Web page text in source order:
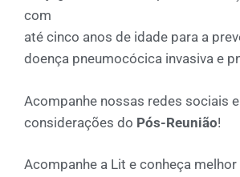
com
até cinco anos de idade para a
doença pneumocócica invasiva e
Acompanhe nossas redes sociais
considerações do Pós-Reunião!
Acompanhe a Lit e conheça melhor